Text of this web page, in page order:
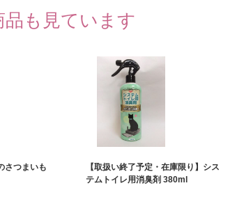
も見ています
さつまいも
【取扱い終了予定・在庫限り】シス
テムトイレ用消臭剤 380ml